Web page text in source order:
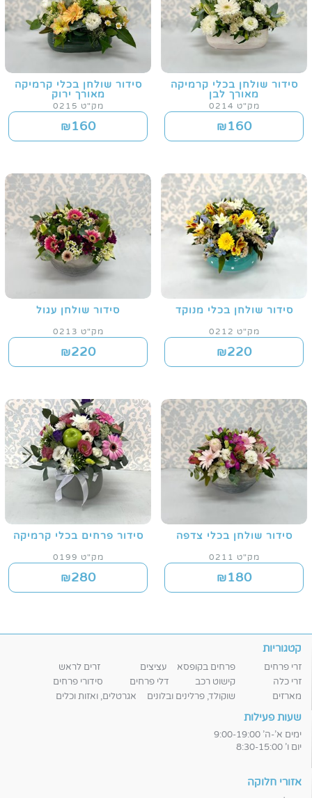
סידור שולחן בכלי קרמיקה
מאורך לבן
מק"ט 0214
₪160
סידור שולחן בכלי קרמיקה
מאורך ירוק
מק"ט 0215
₪160
סידור שולחן בכלי מנוקד
מק"ט 0212
₪220
סידור שולחן עגול
מק"ט 0213
₪220
סידור שולחן בכלי צדפה
מק"ט 0211
₪180
סידור פרחים בכלי קרמיקה
מק"ט 0199
₪280
קטגוריות
זרי פרחים פרחים בקופסא עציצים
זרים לראש
זרי כלה
קישוט רכב דלי פרחים
סידורי פרחים
מארזים
שוקולד, פרלינים ובלונים אגרטלים, ואזות וכלים
שעות פעילות
ימים א'-ה' 9:00-19:00
יום ו' 8:30-15:00
אזורי חלוקה